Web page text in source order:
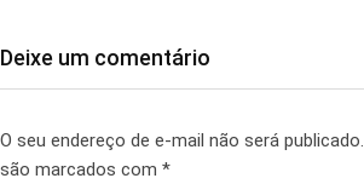
Deixe um comentário
O seu endereço de e-mail não será publicado.
são marcados com *